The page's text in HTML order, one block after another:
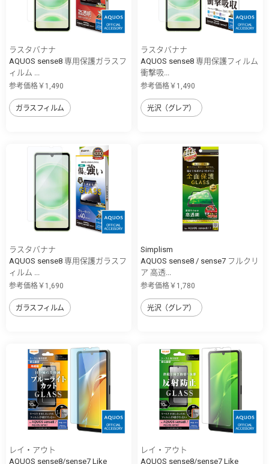
ラスタバナナ
AQUOS sense8 専用保護ガラスフ
ィルム ...
参考価格￥1,490
ガラスフィルム
ラスタバナナ
AQUOS sense8 専用保護フィルム
衝撃吸...
参考価格￥1,490
光沢（グレア）
ラスタバナナ
AQUOS sense8 専用保護ガラスフ
ィルム ...
参考価格￥1,690
ガラスフィルム
Simplism
AQUOS sense8 / sense7 フルクリ
ア 高透...
参考価格￥1,780
光沢（グレア）
レイ・アウト
AQUOS sense8/sense7 Like
レイ・アウト
AQUOS sense8/sense7 Like